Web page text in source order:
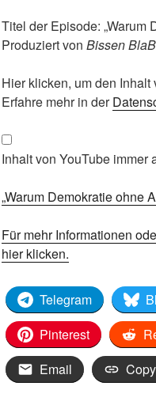
Titel der Episode: „Warum
Produziert von Bissen
„Warum
Demokratie
Antifaschismus
nicht
von
anzeigen
Hier klicken, um den
Erfahre mehr in der
Inhalt von YouTube immer
„Warum Demokratie ohne
Für mehr Informationen
hier klicken.
Telegram
Pinterest
Email